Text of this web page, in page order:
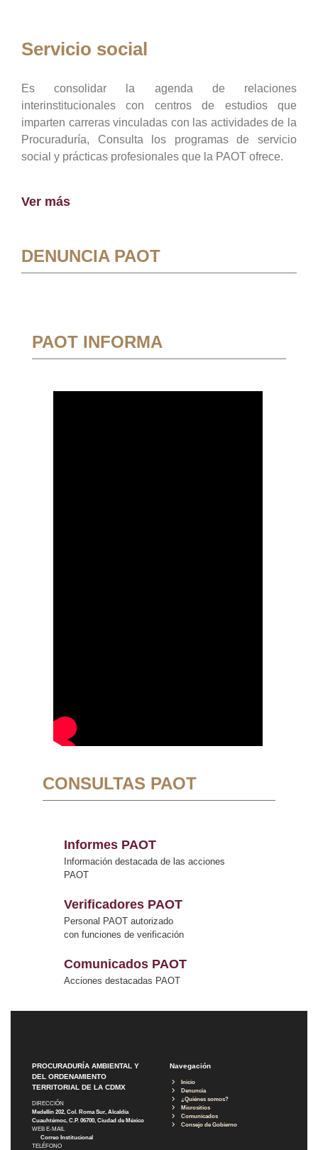
Servicio social
Es consolidar la agenda de relaciones
interinstitucionales con centros de estudios que
imparten carreras vinculadas con las actividades de la
Procuraduría, Consulta los programas de servicio
social y prácticas profesionales que la PAOT ofrece.
Ver más
DENUNCIA PAOT
PAOT INFORMA
CONSULTAS PAOT
Informes PAOT
Información destacada de las acciones
PAOT
Verificadores PAOT
Personal PAOT autorizado
con funciones de verificación
Comunicados PAOT
Acciones destacadas PAOT
PROCURADURÍA AMBIENTAL Y
DEL ORDENAMIENTO
TERRITORIAL DE LA CDMX
DIRECCIÓN
Medellín 202, Col. Roma Sur, Alcaldía
Cuauhtémoc, C.P. 06700, Ciudad de México
WEB E-MAIL
Correo Institucional
TELÉFONO
Navegación
Inicio
Denuncia
¿Quiénes somos?
Micrositios
Comunicados
Consejo de Gobierno